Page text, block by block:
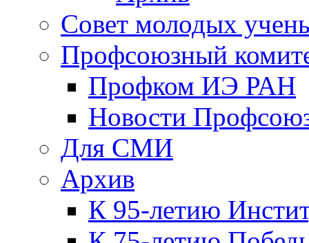
Совет молодых
Профсоюзный
Профком ИЭ РАН
Новости
Для СМИ
Архив
К 95-летию